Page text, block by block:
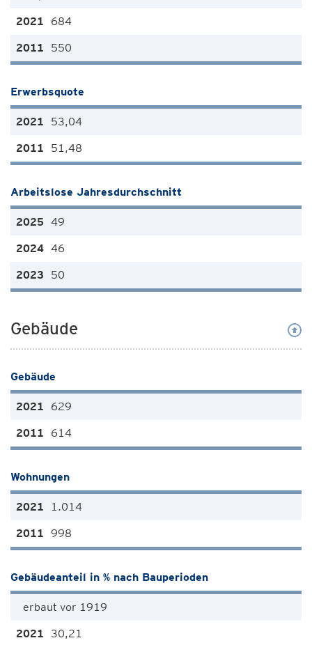
684
550
Erwerbsquote
53,04
51,48
Arbeitslose Jahresdurchschnitt
49
46
50
Gebäude
Gebäude
629
614
Wohnungen
1.014
998
Gebäudeanteil in % nach Bauperioden
erbaut vor 1919
30,21